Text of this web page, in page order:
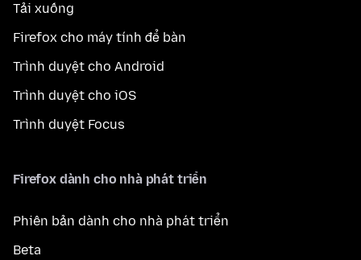
Tải xuống
Firefox cho máy tính để bàn
Trình duyệt cho Android
Trình duyệt cho iOS
Trình duyệt Focus
Firefox dành cho nhà phát triển
Phiên bản dành cho nhà phát triển
Beta